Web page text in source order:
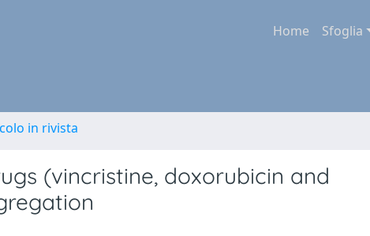
Home Sfoglia
in rivista
(vincristine, doxorubicin and